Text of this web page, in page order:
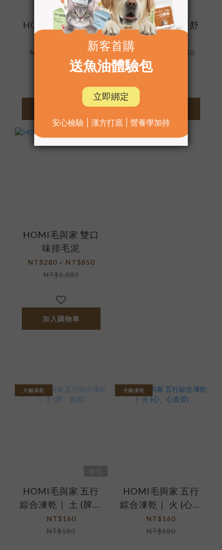
HOMI毛與家 好柔
NT$45 ~ NT$850
NT$1,080
HOMI毛與家 好舒
壓排毛泥
NT$280 ~ NT$850
NT$1,080
HOMI毛與家 雙口
味排毛泥
NT$280 ~ NT$850
NT$1,080
加入購物車
犬貓凍乾
HOMI毛與家 五行
綜合凍乾｜ 土 (脾、
腸胃)
NT$160
NT$180
犬貓凍乾
HOMI毛與家 五行
綜合凍乾｜ 火 (心、
心血管)
NT$160
NT$180